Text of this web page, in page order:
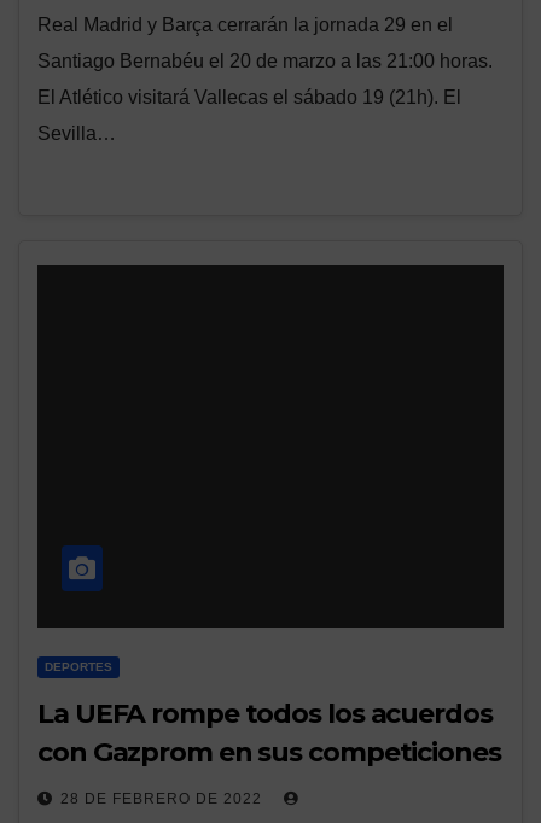
Real Madrid y Barça cerrarán la jornada 29 en el
Santiago Bernabéu el 20 de marzo a las 21:00 horas.
El Atlético visitará Vallecas el sábado 19 (21h). El
Sevilla…
DEPORTES
La UEFA rompe todos los acuerdos
con Gazprom en sus competiciones
28 DE FEBRERO DE 2022